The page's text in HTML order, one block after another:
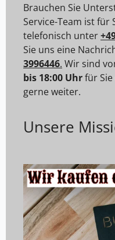
Brauchen Sie
Service-Team ist für
telefonisch unter
Sie uns eine
3996446. Wir sind
bis 18:00 Uhrfür
gerne weiter.
Unsere